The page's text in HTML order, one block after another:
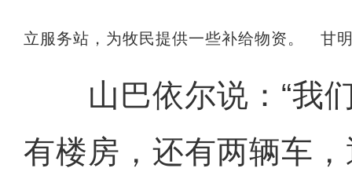
立服务站，为牧民提供一些补给物资。 甘
山巴依尔说：“我们
有楼房，还有两辆车